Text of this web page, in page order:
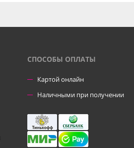
CПОСОБЫ ОПЛАТЫ
Картой онлайн
Наличными при получении